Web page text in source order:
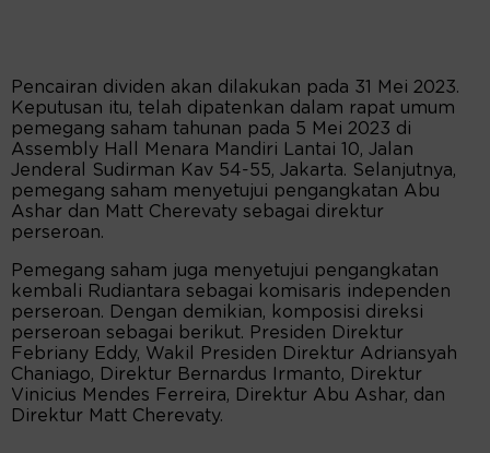
Pencairan dividen akan dilakukan pada 31 Mei 2023.
Keputusan itu, telah dipatenkan dalam rapat umum
pemegang saham tahunan pada 5 Mei 2023 di
Assembly Hall Menara Mandiri Lantai 10, Jalan
Jenderal Sudirman Kav 54-55, Jakarta. Selanjutnya,
pemegang saham menyetujui pengangkatan Abu
Ashar dan Matt Cherevaty sebagai direktur
perseroan.
Pemegang saham juga menyetujui pengangkatan
kembali Rudiantara sebagai komisaris independen
perseroan. Dengan demikian, komposisi direksi
perseroan sebagai berikut. Presiden Direktur
Febriany Eddy, Wakil Presiden Direktur Adriansyah
Chaniago, Direktur Bernardus Irmanto, Direktur
Vinicius Mendes Ferreira, Direktur Abu Ashar, dan
Direktur Matt Cherevaty.